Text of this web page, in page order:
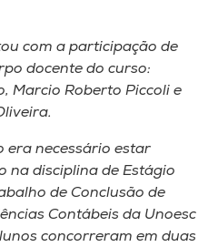
com a participação de
docente do curso:
Marcio Roberto Piccoli e
era necessário estar
na disciplina de Estágio
de Conclusão de
Contábeis da Unoesc
concorreram em duas